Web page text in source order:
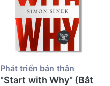
Phát triển bản thân
"Start with Why" (Bắt